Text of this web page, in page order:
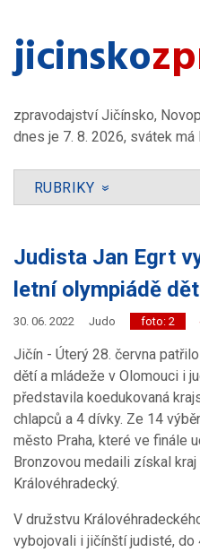
jicinsko​
zpravodajství Jičínsko,
dnes je 7. 8. 2026, svátek má
RUBRIKY »
Judista Jan Egrt
letní olympiádě
30. 06. 2022 Judo foto: 2
Jičín - Úterý 28. června
dětí a mládeže v Olomouci i
představila koedukovaná
chlapců a 4 dívky. Ze 14
město Praha, které ve finále
Bronzovou medaili získal
Královéhradecký.
V družstvu
vybojovali i jičínští judisté, do